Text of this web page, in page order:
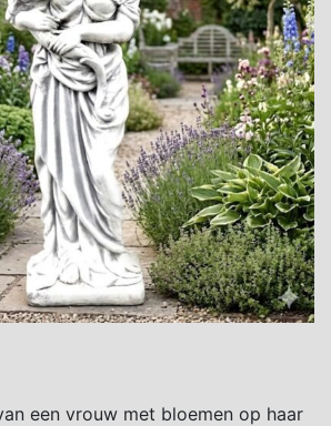
een vrouw met bloemen op haar